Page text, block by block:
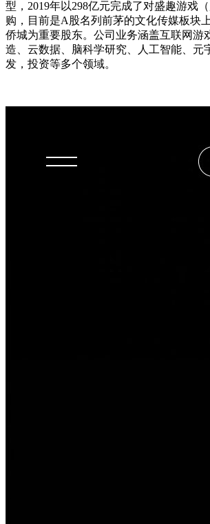
型，2019年以298亿元完成了对盛趣游戏
购，目前是A股名列前茅的文化传媒板块
侨城为重要股东。公司业务涵盖互联网游
造、云数据、脑科学研究、人工智能、元
发，投资等多个领域。